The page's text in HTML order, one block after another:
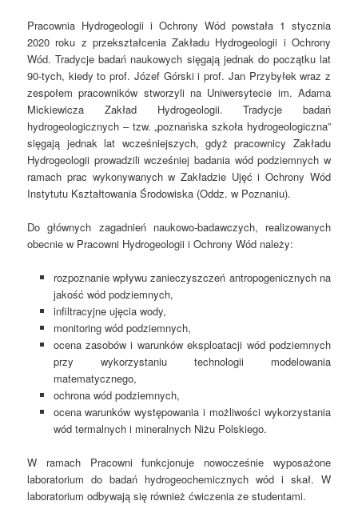
Pracownia Hydrogeologii i Ochrony Wód powstała 1 stycznia
2020 roku z przekształcenia Zakładu Hydrogeologii i Ochrony
Wód. Tradycje badań naukowych sięgają jednak do początku lat
90-tych, kiedy to prof. Józef Górski i prof. Jan Przybyłek wraz z
zespołem pracowników stworzyli na Uniwersytecie im. Adama
Mickiewicza Zakład Hydrogeologii. Tradycje badań
hydrogeologicznych – tzw. „poznańska szkoła hydrogeologiczna”
sięgają jednak lat wcześniejszych, gdyż pracownicy Zakładu
Hydrogeologii prowadzili wcześniej badania wód podziemnych w
ramach prac wykonywanych w Zakładzie Ujęć i Ochrony Wód
Instytutu Kształtowania Środowiska (Oddz. w Poznaniu).
Do głównych zagadnień naukowo-badawczych, realizowanych
obecnie w Pracowni Hydrogeologii i Ochrony Wód należy:
rozpoznanie wpływu zanieczyszczeń antropogenicznych na
jakość wód podziemnych,
infiltracyjne ujęcia wody,
monitoring wód podziemnych,
ocena zasobów i warunków eksploatacji wód podziemnych
przy wykorzystaniu technologii modelowania
matematycznego,
ochrona wód podziemnych,
ocena warunków występowania i możliwości wykorzystania
wód termalnych i mineralnych Niżu Polskiego.
W ramach Pracowni funkcjonuje nowocześnie wyposażone
laboratorium do badań hydrogeochemicznych wód i skał. W
laboratorium odbywają się również ćwiczenia ze studentami.